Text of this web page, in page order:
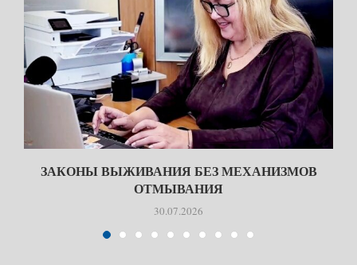
ЗАКОНЫ ВЫЖИВАНИЯ БЕЗ МЕХАНИЗМОВ
ОТМЫВАНИЯ
30.07.2026